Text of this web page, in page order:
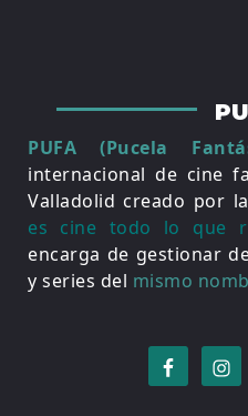
PUFA (Pucela
internacional de cine
Valladolid creado por la
es cine todo lo que
encarga de gestionar
y series del mismo